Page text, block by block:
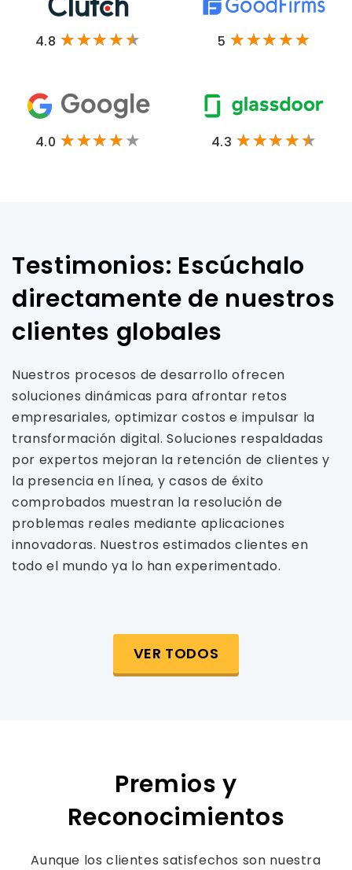
4.8 5
4.0 4.3
Testimonios: Escúchalo
directamente de nuestros
clientes globales
Nuestros procesos de desarrollo ofrecen
soluciones dinámicas para afrontar retos
empresariales, optimizar costos e impulsar la
transformación digital. Soluciones respaldadas
por expertos mejoran la retención de clientes y
la presencia en línea, y casos de éxito
comprobados muestran la resolución de
problemas reales mediante aplicaciones
innovadoras. Nuestros estimados clientes en
todo el mundo ya lo han experimentado.
VER TODOS
Premios y
Reconocimientos
Aunque los clientes satisfechos son nuestra